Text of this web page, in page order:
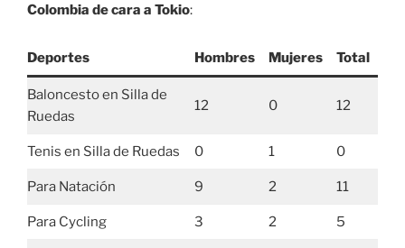
Colombia de cara a Tokio:
Deportes Hombres Mujeres Total
Baloncesto en Silla de
Ruedas
12 0 12
Tenis en Silla de Ruedas 0 1 0
Para Natación 9 2 11
Para Cycling 3 2 5